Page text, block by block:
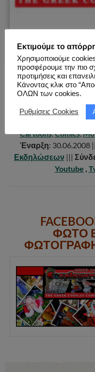
|||Ενεργός: Όχι |||
Πόλεις:Αθήνα&
Cartoons,Comics,
Έναρξη: 30.06.2008
Εκδηλώσεων |||
Youtube ,
ΦΩΤΟ
Εκτιμούμε το
Χρησιμοποιούμε
προσφέρουμε την πιο
προτιμήσεις και
Κάνοντας κλικ στο
ΟΛΩΝ των cookies.
Ρυθμίσεις Cookies